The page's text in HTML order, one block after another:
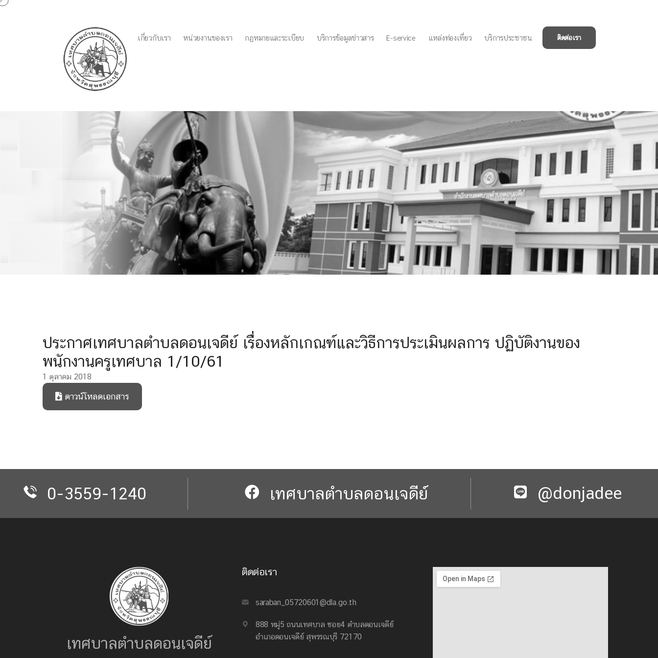
เกี่ยวกับเรา หน่วยงานของเรา กฏหมายและระเบียบ บริการข้อมูลข่าวสาร E-service แหล่งท่องเที่ยว บริการประชาชน ติดต่อเรา
ประกาศเทศบาลตำบลดอนเจดีย์ เรื่องหลักเกณฑ์และวิธีการประเมินผลการ
ปฏิบัติงานของพนักงานครูเทศบาล 1/10/61
ประกาศเทศบาลตำบลดอนเจดีย์ เรื่องหลักเกณฑ์และวิธีการประเมินผลการ ปฏิบัติงานของ
พนักงานครูเทศบาล 1/10/61
1 ตุลาคม 2018
ดาวน์โหลดเอกสาร
0-3559-1240 เทศบาลตำบลดอนเจดีย์​​ @donjadee​
เทศบาลตำบลดอนเจดีย์
ติดต่อเรา
saraban_05720601@dla.go.th
888 หมู่5 ถนนเทศบาล ซอย4 ตำบลดอนเจดีย์
อำเภอดอนเจดีย์ สุพรรณบุรี 72170